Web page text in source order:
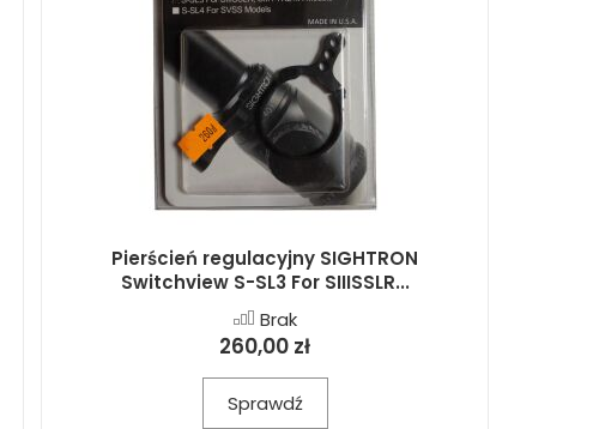
Pierścień regulacyjny SIGHTRON
Switchview S-SL3 For SIIISSLR...
Brak
260,00 zł
Sprawdź